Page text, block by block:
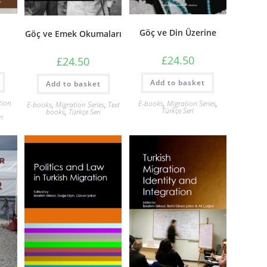
Göç ve Emek Okumaları
£24.50
Add to basket
E-books, Migration Series, Text
books, Türkçe Seri
Göç ve Din Üzerine
£24.50
Add to basket
E-books, Migration Series,
Türkçe Seri